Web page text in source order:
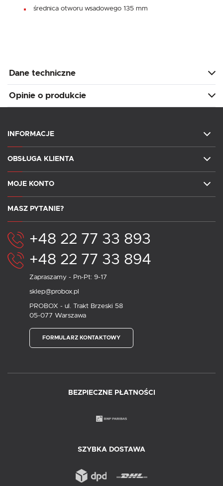
średnica otworu wsadowego 135 mm
Dane techniczne
Opinie o produkcie
INFORMACJE
OBSŁUGA KLIENTA
MOJE KONTO
MASZ PYTANIE?
+48 22 77 33 893
+48 22 77 33 894
Zapraszamy - Pn-Pt: 9-17
sklep@probox.pl
PROBOX - ul. Trakt Brzeski 58
05-077 Warszawa
FORMULARZ KONTAKTOWY
BEZPIECZNE PŁATNOŚCI
SZYBKA DOSTAWA